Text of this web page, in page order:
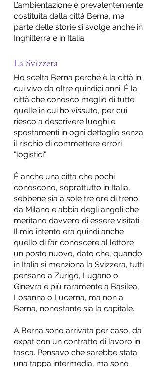
L’ambientazione è prevalentemente
costituita dalla città Berna, ma
parte delle storie si svolge anche in
Inghilterra e in Italia.
La Svizzera
Ho scelta Berna perché è la città in
cui vivo da oltre quindici anni. È la
città che conosco meglio di tutte
quelle in cui ho vissuto, per cui
riesco a descrivere luoghi e
spostamenti in ogni dettaglio senza
il rischio di commettere errori
"logistici".
È anche una città che pochi
conoscono, soprattutto in Italia,
sebbene sia a sole tre ore di treno
da Milano e abbia degli angoli che
meritano davvero di essere visitati.
Il mio intento era quindi anche
quello di far conoscere al lettore
un posto nuovo, dato che, quando
in Italia si menziona la Svizzera, tutti
pensano a Zurigo, Lugano o
Ginevra e più raramente a Basilea,
Losanna o Lucerna, ma non a
Berna, nonostante sia la capitale.
A Berna sono arrivata per caso, da
expat con un contratto di lavoro in
tasca. Pensavo che sarebbe stata
una tappa intermedia, ma sono